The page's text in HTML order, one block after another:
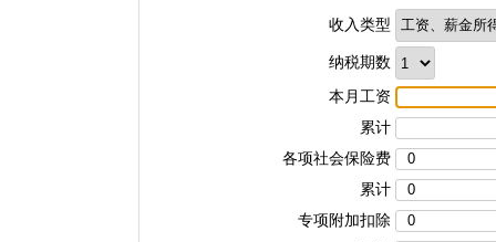
收入类型
纳税期数
本月工资
累计
各项社会保险费
累计
专项附加扣除